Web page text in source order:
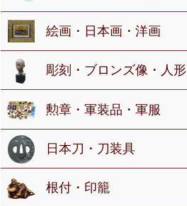
絵画・日本画・洋画
彫刻・ブロンズ像・人形
勲章・軍装品・軍服
日本刀・刀装具
根付・印籠